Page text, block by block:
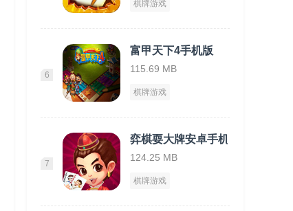
棋牌游戏
6
富甲天下4手机版
115.69 MB
棋牌游戏
7
弈棋耍大牌安卓手机版
124.25 MB
棋牌游戏